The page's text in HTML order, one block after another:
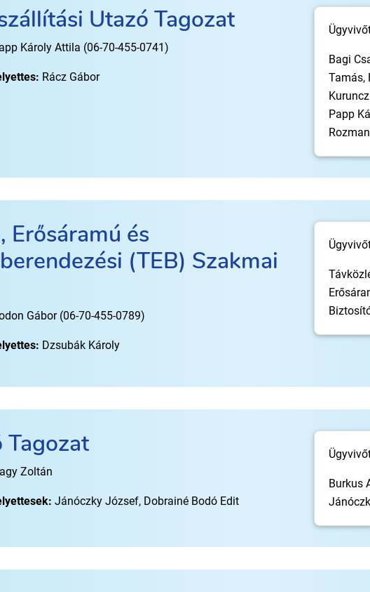
Utazó Tagozat
Károly Attila (06-70-455-0741)
Rácz Gábor
Bagi
Tamás,
Papp
Erősáramú és
(TEB) Szakmai
Gábor (06-70-455-0789)
Dzsubák Károly
Tagozat
Zoltán
Jánóczky József, Dobrainé Bodó Edit
Burkus